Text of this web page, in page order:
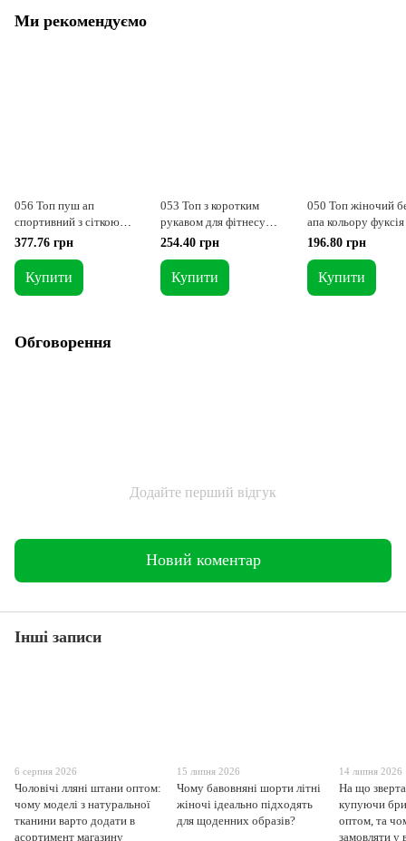
Ми рекомендуємо
056 Топ пуш ап
спортивний з сіткою
графіт S = 42-44 р
377.76 грн
Купити
053 Топ з коротким
рукавом для фітнесу
кольору темна м'ята XS =
254.40 грн
Купити
050 Топ жіночий
апа кольору
- 44 p
196.80 грн
Купити
Обговорення
Додайте перший відгук
Новий коментар
Інші записи
6 серпня 2026
Чоловічі лляні штани оптом:
чому моделі з натуральної
тканини варто додати в
асортимент магазину
15 липня 2026
Чому бавовняні шорти літні
жіночі ідеально підходять
для щоденних образів?
14 липня 2026
На що
купуючи
оптом, та
замовляти у